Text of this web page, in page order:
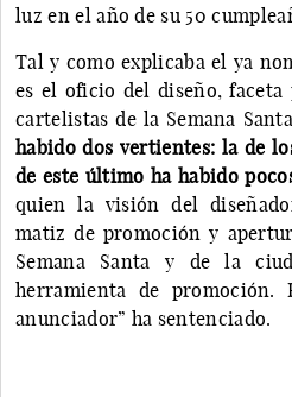
luz en el año de su 50
Tal y como explicaba el ya
es el oficio del diseño,
cartelistas de la Semana
habido dos vertientes: la de
de este último ha habido
quien la visión del
matiz de promoción y
Semana Santa y de la
herramienta de promoción.
anunciador” ha sentenciado.